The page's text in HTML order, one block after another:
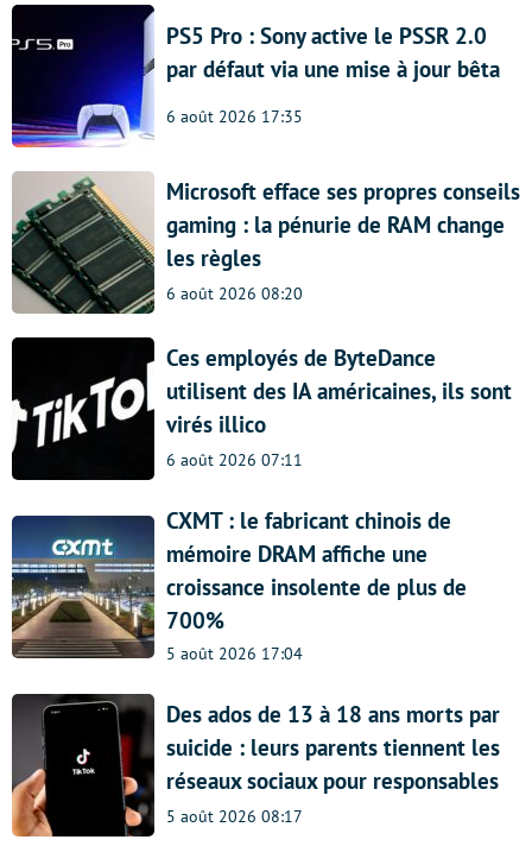
PS5 Pro : Sony active le PSSR 2.0
par défaut via une mise à jour bêta
6 août 2026 17:35
Microsoft efface ses propres conseils
gaming : la pénurie de RAM change
les règles
6 août 2026 08:20
Ces employés de ByteDance
utilisent des IA américaines, ils sont
virés illico
6 août 2026 07:11
CXMT : le fabricant chinois de
mémoire DRAM affiche une
croissance insolente de plus de
700%
5 août 2026 17:04
Des ados de 13 à 18 ans morts par
suicide : leurs parents tiennent les
réseaux sociaux pour responsables
5 août 2026 08:17